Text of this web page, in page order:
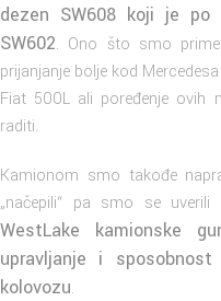
dezen SW608 koji je
SW602. Ono što smo
prijanjanje bolje kod
Fiat 500L ali poređenje ovih
raditi.
Kamionom smo takođe
„načepili“ pa smo se
WestLake kamionske
upravljanje i
kolovozu.